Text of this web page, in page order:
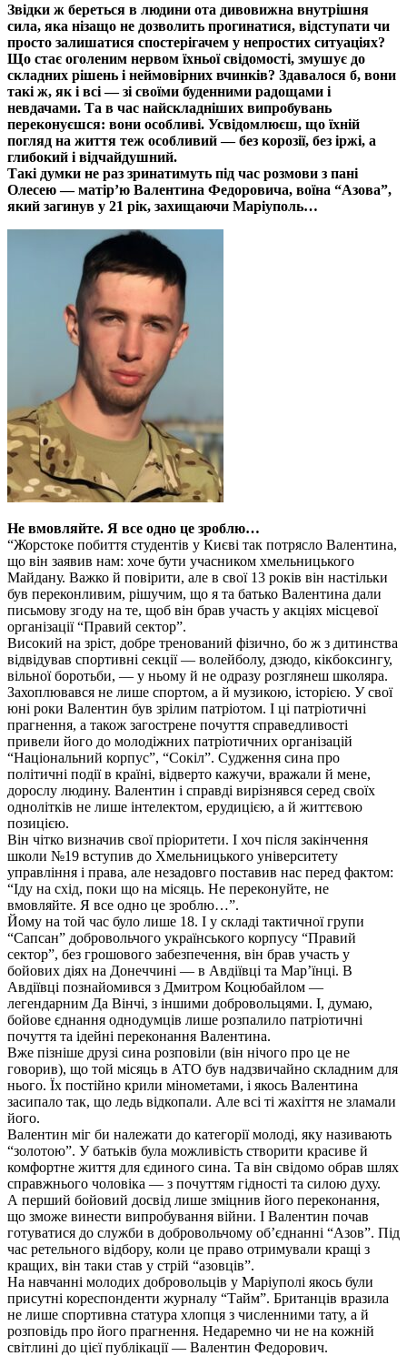
Звідки ж береться в людини ота дивовижна внутрішня
сила, яка нізащо не дозволить прогинатися, відступати чи
просто залишатися спостерігачем у непростих ситуаціях?
Що стає оголеним нервом їхньої свідомості, змушує до
складних рішень і неймовірних вчинків? Здавалося б, вони
такі ж, як і всі — зі своїми буденними радощами і
невдачами. Та в час найскладніших випробувань
переконуєшся: вони особливі. Усвідомлюєш, що їхній
погляд на життя теж особливий — без корозії, без іржі, а
глибокий і відчайдушний.
Такі думки не раз зринатимуть під час розмови з пані
Олесею — матір’ю Валентина Федоровича, воїна “Азова”,
який загинув у 21 рік, захищаючи Маріуполь…
Не вмовляйте. Я все одно це зроблю…
“Жорстоке побиття студентів у Києві так потрясло Валентина,
що він заявив нам: хоче бути учасником хмельницького
Майдану. Важко й повірити, але в свої 13 років він настільки
був переконливим, рішучим, що я та батько Валентина дали
письмову згоду на те, щоб він брав участь у акціях місцевої
організації “Правий сектор”.
Високий на зріст, добре тренований фізично, бо ж з дитинства
відвідував спортивні секції — волейболу, дзюдо, кікбоксингу,
вільної боротьби, — у ньому й не одразу розглянеш школяра.
Захоплювався не лише спортом, а й музикою, історією. У свої
юні роки Валентин був зрілим патріотом. І ці патріотичні
прагнення, а також загострене почуття справедливості
привели його до молодіжних патріотичних організацій
“Національний корпус”, “Сокіл”. Судження сина про
політичні події в країні, відверто кажучи, вражали й мене,
дорослу людину. Валентин і справді вирізнявся серед своїх
однолітків не лише інтелектом, ерудицією, а й життєвою
позицією.
Він чітко визначив свої пріоритети. І хоч після закінчення
школи №19 вступив до Хмельницького університету
управління і права, але незадовго поставив нас перед фактом:
“Іду на схід, поки що на місяць. Не переконуйте, не
вмовляйте. Я все одно це зроблю…”.
Йому на той час було лише 18. І у складі тактичної групи
“Сапсан” добровольчого українського корпусу “Правий
сектор”, без грошового забезпечення, він брав участь у
бойових діях на Донеччині — в Авдіївці та Мар’їнці. В
Авдіївці познайомився з Дмитром Коцюбайлом —
легендарним Да Вінчі, з іншими добровольцями. І, думаю,
бойове єднання однодумців лише розпалило патріотичні
почуття та ідейні переконання Валентина.
Вже пізніше друзі сина розповіли (він нічого про це не
говорив), що той місяць в АТО був надзвичайно складним для
нього. Їх постійно крили мінометами, і якось Валентина
засипало так, що ледь відкопали. Але всі ті жахіття не зламали
його.
Валентин міг би належати до категорії молоді, яку називають
“золотою”. У батьків була можливість створити красиве й
комфортне життя для єдиного сина. Та він свідомо обрав шлях
справжнього чоловіка — з почуттям гідності та силою духу.
А перший бойовий досвід лише зміцнив його переконання,
що зможе винести випробування війни. І Валентин почав
готуватися до служби в добровольчому об’єднанні “Азов”. Під
час ретельного відбору, коли це право отримували кращі з
кращих, він таки став у стрій “азовців”.
На навчанні молодих добровольців у Маріуполі якось були
присутні кореспонденти журналу “Тайм”. Британців вразила
не лише спортивна статура хлопця з численними тату, а й
розповідь про його прагнення. Недаремно чи не на кожній
світлині до цієї публікації — Валентин Федорович.